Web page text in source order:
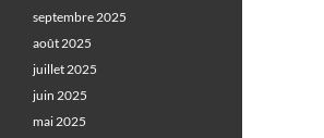
septembre 2025
août 2025
juillet 2025
juin 2025
mai 2025